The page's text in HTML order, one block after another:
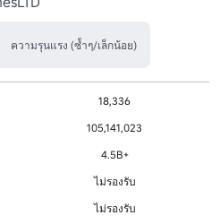
ความรุนแรง (ซ้ำๆ/เล็กน้อย)
18,336
105,141,023
4.5B+
ไม่รองรับ
ไม่รองรับ